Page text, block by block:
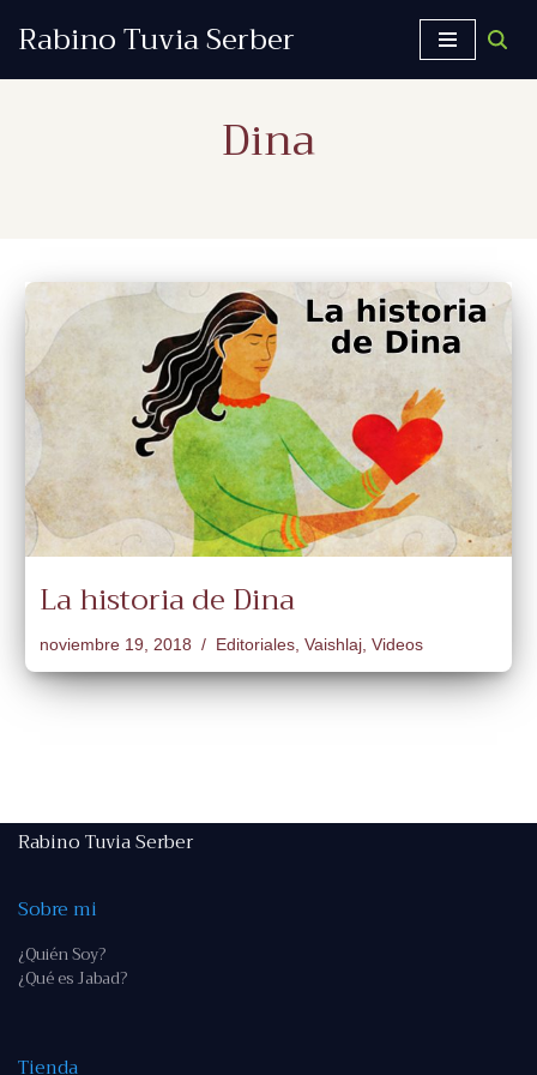
Rabino Tuvia Serber
Dina
La historia de Dina
noviembre 19, 2018 Editoriales Vaishlaj Videos
Rabino Tuvia Serber
Sobre mi
¿Quién Soy?
¿Qué es Jabad?
Tienda